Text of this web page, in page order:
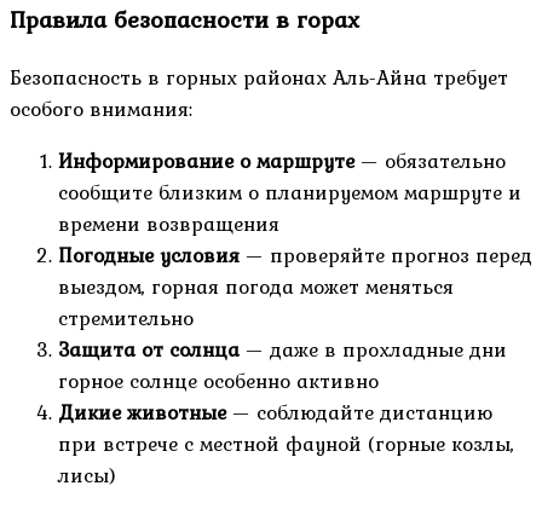
Правила безопасности в горах
Безопасность в горных районах Аль-Айна требует
особого внимания:
Информирование о маршруте— обязательно
сообщите близким о планируемом маршруте и
времени возвращения
Погодные условия — проверяйте прогноз перед
выездом, горная погода может меняться
стремительно
Защита от солнца— даже в прохладные дни
горное солнце особенно активно
Дикие животные— соблюдайте дистанцию
при встрече с местной фауной (горные козлы,
лисы)